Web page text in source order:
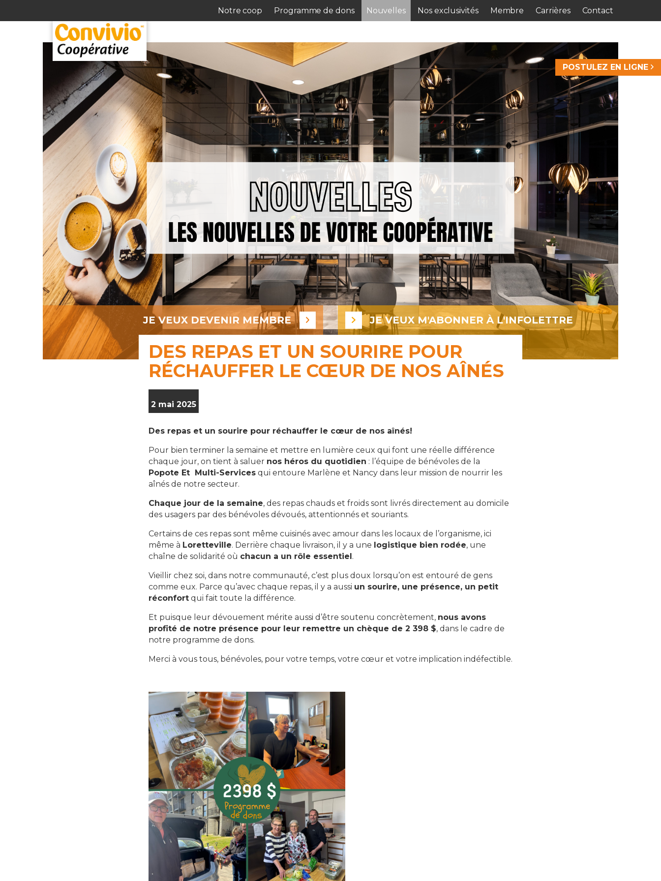
Notre coop Programme de dons Nouvelles Nos exclusivités Membre Carrières Contact
POSTULEZ EN LIGNE
JE VEUX DEVENIR MEMBRE JE VEUX M'ABONNER À L'INFOLETTRE
DES REPAS ET UN SOURIRE POUR
RÉCHAUFFER LE CŒUR DE NOS AÎNÉS
2 mai 2025
Des repas et un sourire pour réchauffer le cœur de nos aînés!
Pour bien terminer la semaine et mettre en lumière ceux qui font une réelle différence
chaque jour, on tient à saluer nos héros du quotidien : l’équipe de bénévoles de la
Popote Et Multi-Services qui entoure Marlène et Nancy dans leur mission de nourrir les
aînés de notre secteur.
Chaque jour de la semaine, des repas chauds et froids sont livrés directement au domicile
des usagers par des bénévoles dévoués, attentionnés et souriants.
Certains de ces repas sont même cuisinés avec amour dans les locaux de l’organisme, ici
même à Loretteville. Derrière chaque livraison, il y a une logistique bien rodée, une
chaîne de solidarité où chacun a un rôle essentiel.
Vieillir chez soi, dans notre communauté, c’est plus doux lorsqu’on est entouré de gens
comme eux. Parce qu’avec chaque repas, il y a aussi un sourire, une présence, un petit
réconfort qui fait toute la différence.
Et puisque leur dévouement mérite aussi d’être soutenu concrètement, nous avons
profité de notre présence pour leur remettre un chèque de 2 398 $, dans le cadre de
notre programme de dons.
Merci à vous tous, bénévoles, pour votre temps, votre cœur et votre implication indéfectible.